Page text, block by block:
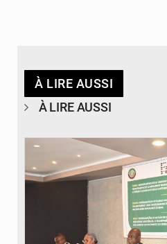
À LIRE AUSSI
À LIRE AUSSI